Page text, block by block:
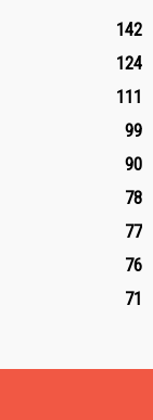
142
124
111
99
90
78
77
76
71